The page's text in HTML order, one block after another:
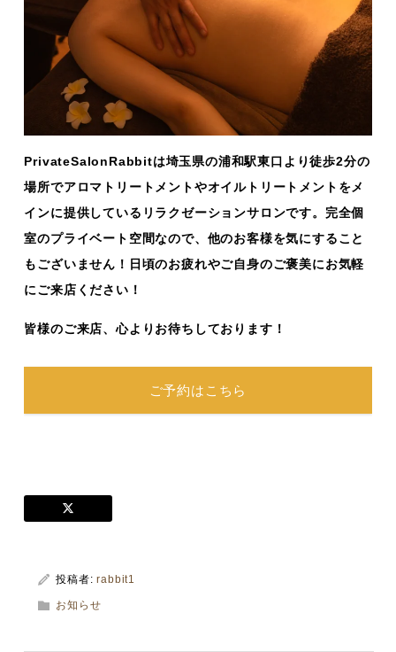
PrivateSalonRabbitは埼玉県の浦和駅東口より徒歩2分の
場所でアロマトリートメントやオイルトリートメントをメ
インに提供しているリラクゼーションサロンです。完全個
室のプライベート空間なので、他のお客様を気にすること
もございません！日頃のお疲れやご自身のご褒美にお気軽
にご来店ください！
皆様のご来店、心よりお待ちしております！
ご予約はこちら
投稿者:rabbit1
お知らせ